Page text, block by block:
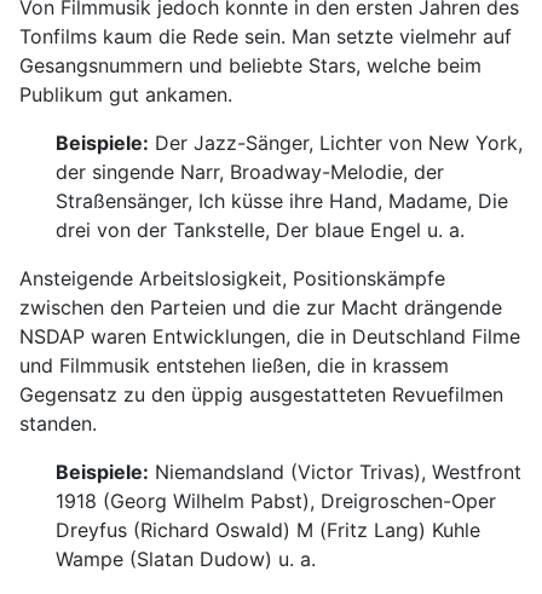
Von Filmmusik jedoch konnte in den ersten Jahren des
Tonfilms kaum die Rede sein. Man setzte vielmehr auf
Gesangsnummern und beliebte Stars, welche beim
Publikum gut ankamen.
Beispiele: Der Jazz-Sänger, Lichter von New York,
der singende Narr, Broadway-Melodie, der
Straßensänger, Ich küsse ihre Hand, Madame, Die
drei von der Tankstelle, Der blaue Engel u. a.
Ansteigende Arbeitslosigkeit, Positionskämpfe
zwischen den Parteien und die zur Macht drängende
NSDAP waren Entwicklungen, die in Deutschland Filme
und Filmmusik entstehen ließen, die in krassem
Gegensatz zu den üppig ausgestatteten Revuefilmen
standen.
Beispiele: Niemandsland (Victor Trivas), Westfront
1918 (Georg Wilhelm Pabst), Dreigroschen-Oper
Dreyfus (Richard Oswald) M (Fritz Lang) Kuhle
Wampe (Slatan Dudow) u. a.